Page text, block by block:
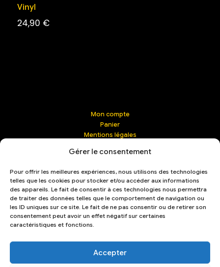
Gérer le consentement
Pour offrir les meilleures expériences, nous utilisons des technologies
telles que les cookies pour stocker et/ou accéder aux informations
des appareils. Le fait de consentir à ces technologies nous permettra
de traiter des données telles que le comportement de navigation ou
les ID uniques sur ce site. Le fait de ne pas consentir ou de retirer son
consentement peut avoir un effet négatif sur certaines
caractéristiques et fonctions.
Accepter
Vinyl
24,90 €
Mon compte
Panier
Mentions légales
Confidentialité
Livraison & retours
Mot de passe perdu
French